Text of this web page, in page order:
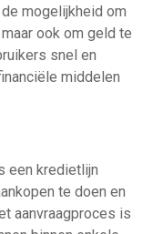
mogelijkheid om
ook om geld te
snel en
middelen
een kredietlijn
te doen en
aanvraagproces is